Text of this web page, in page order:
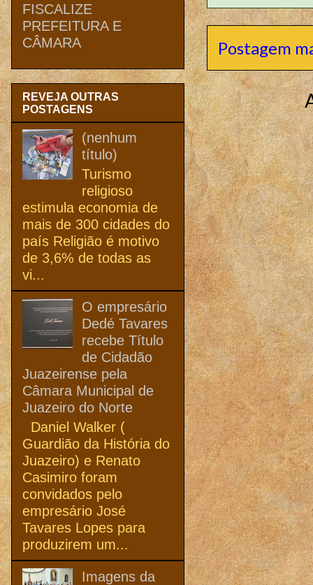
Postagem
FISCALIZE
PREFEITURA E
CÂMARA
REVEJA OUTRAS
POSTAGENS
(nenhum
título)
Turismo
religioso
estimula economia de
mais de 300 cidades do
país Religião é motivo
de 3,6% de todas as
vi...
O empresário
Dedé Tavares
recebe Título
de Cidadão
Juazeirense pela
Câmara Municipal de
Juazeiro do Norte
Daniel Walker (
Guardião da História do
Juazeiro) e Renato
Casimiro foram
convidados pelo
empresário José
Tavares Lopes para
produzirem um...
Imagens da